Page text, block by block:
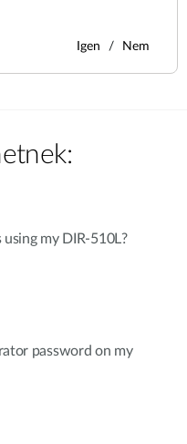
Igen Nem
my DIR-510L?
password on my